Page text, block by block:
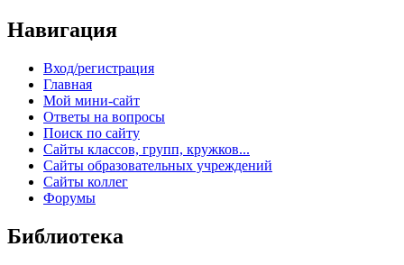
Навигация
Вход/регистрация
Главная
Мой мини-сайт
Ответы на вопросы
Поиск по сайту
Сайты классов, групп, кружков...
Сайты образовательных учреждений
Сайты коллег
Форумы
Библиотека